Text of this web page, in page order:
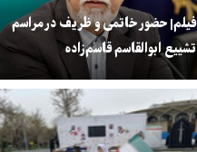
فیلم| حضور خاتمی و ظریف در مراسم
تشییع ابوالقاسم قاسم‌زاده